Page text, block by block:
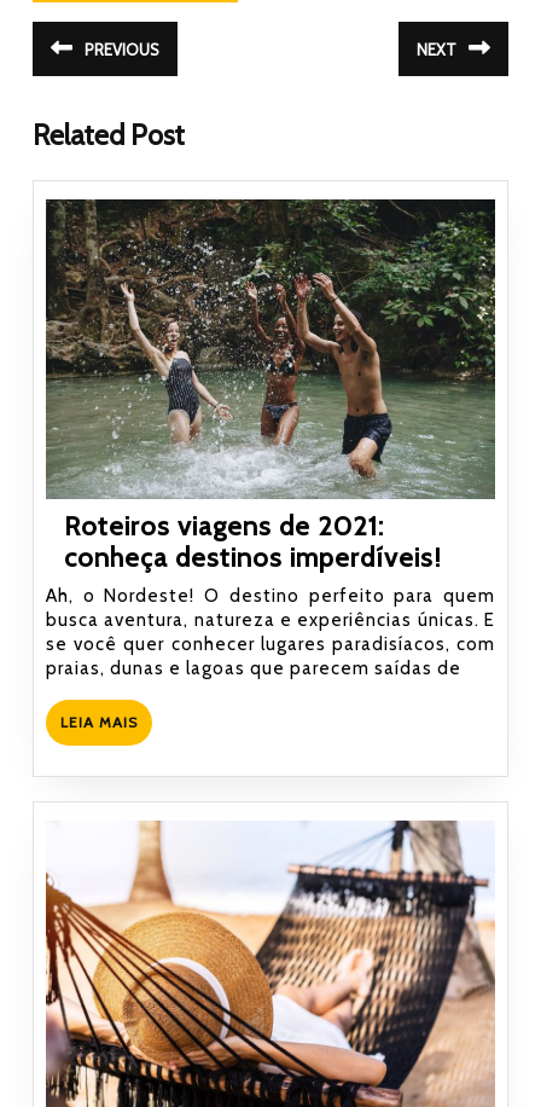
Navegação de Post
PREVIOUS
anterior:
NEXT
post:
Related Post
Roteiros viagens de 2021:
conheça destinos imperdíveis!
viagens
de
2021:
Ah, o Nordeste! O destino perfeito para quem
busca aventura, natureza e experiências únicas. E
se você quer conhecer lugares paradisíacos, com
praias, dunas e lagoas que parecem saídas de
LEIA MAISLEIA
MAIS